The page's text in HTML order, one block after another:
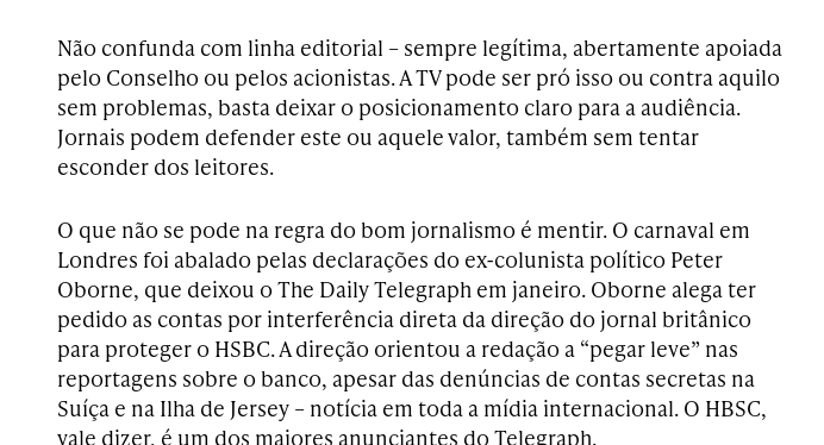
Não confunda com linha editorial – sempre legítima, abertamente apoiada
pelo Conselho ou pelos acionistas. A TV pode ser pró isso ou contra aquilo
sem problemas, basta deixar o posicionamento claro para a audiência.
Jornais podem defender este ou aquele valor, também sem tentar
esconder dos leitores.
O que não se pode na regra do bom jornalismo é mentir. O carnaval em
Londres foi abalado pelas declarações do ex-colunista político Peter
Oborne, que deixou o The Daily Telegraph em janeiro. Oborne alega ter
pedido as contas por interferência direta da direção do jornal britânico
para proteger o HSBC. A direção orientou a redação a “pegar leve” nas
reportagens sobre o banco, apesar das denúncias de contas secretas na
Suíça e na Ilha de Jersey – notícia em toda a mídia internacional. O HBSC,
vale dizer, é um dos maiores anunciantes do Telegraph.